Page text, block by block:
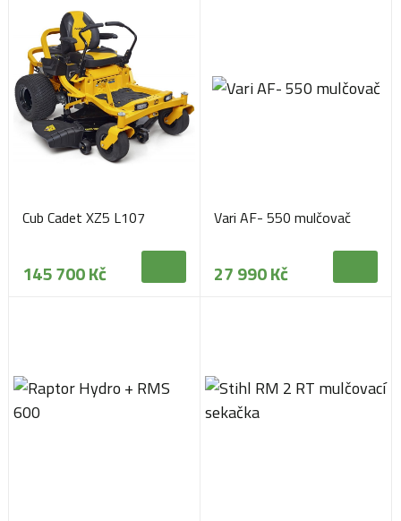
Cub Cadet XZ5 L107
145 700 Kč
Vari AF- 550 mulčovač
27 990 Kč